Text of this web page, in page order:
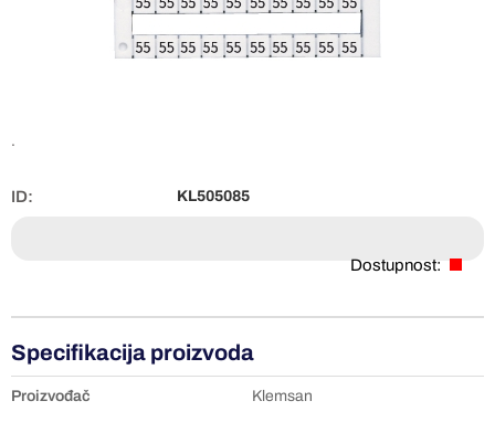
.
ID: KL505085
Dostupnost:
Specifikacija proizvoda
Proizvođač Klemsan